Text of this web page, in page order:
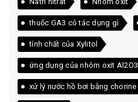
thuốc GA3 có tác dụng gì
tính chất của Xylitol
ứng dụng của nhôm oxit Al2O3
xử lý nước hồ bơi bằng chorine